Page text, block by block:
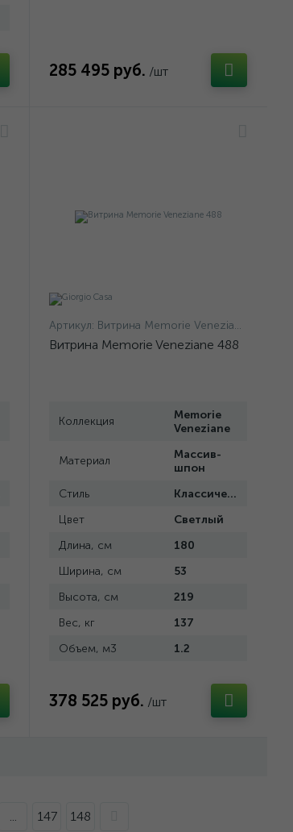
285 495 руб. /шт
Артикул: Витрина Memorie Veneziane 488
Витрина Memorie Veneziane 488
Коллекция
Memorie
Veneziane
Материал
Массив-
шпон
Стиль
Классический
Цвет
Светлый
Длина, см
180
Ширина, см
53
Высота, см
219
Вес, кг
137
Объем, м3
1.2
378 525 руб. /шт
... 147 148